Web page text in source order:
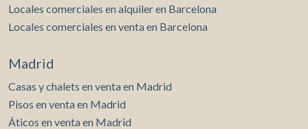
Locales comerciales en alquiler en Barcelona
Locales comerciales en venta en Barcelona
Madrid
Casas y chalets en venta en Madrid
Pisos en venta en Madrid
Áticos en venta en Madrid